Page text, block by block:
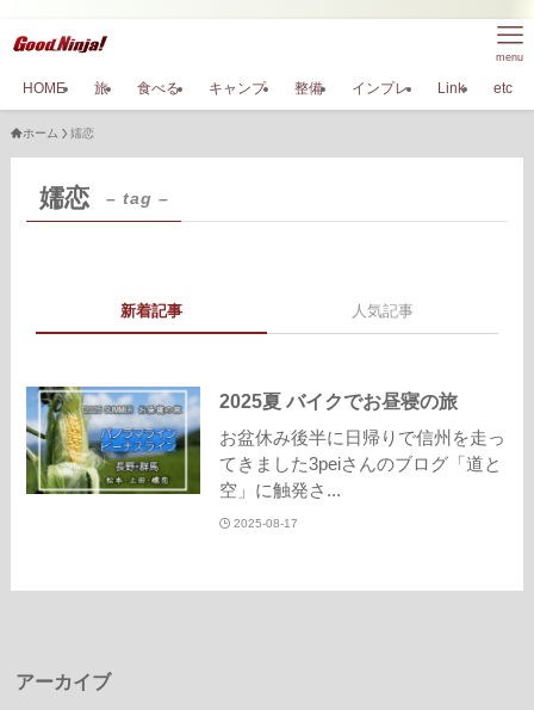
menu
HOME 旅 食べる キャンプ 整備 インプレ Link etc
ホーム 嬬恋
嬬恋 – tag –
新着記事 人気記事
2025夏 バイクでお昼寝の旅
お盆休み後半に日帰りで信州を走っ
てきました3peiさんのブログ「道と
空」に触発さ...
2025-08-17
アーカイブ